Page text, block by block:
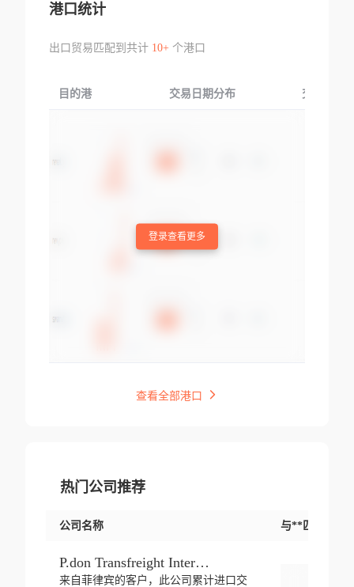
港口统计
出口贸易匹配到共计 10+个港口
目的港 交易日期分布 交易产品
登录查看更多
查看全部港口
热门公司推荐
公司名称 与**匹配交易
P.don Transfreight International
来自菲律宾的客户，此公司累计进口交